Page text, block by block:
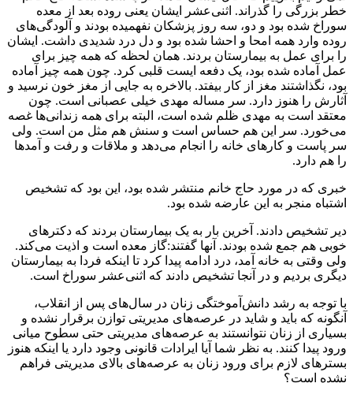
خطر بزرگی را گذراند. اثنی‌عشر ایشان یعنی روده بعد از معده
سوراخ شده بود و دو، سه روز پزشکان نفهمیده بودند و آلودگی‌های
روده وارد همه امحا و احشا شده بود و دل درد شدیدی داشت. ایشان
را برای عمل به بیمارستان بردند. همان لحظه که همه چیز برای
عمل آماده شده بود، یک دفعه ایست قلبی کرد. چون همه چیز آماده
بود، نگذاشتند مغز از کار بیفتد. بالاخره به جایی از مغز خون نرسید و
آثارش را هنوز دارد. سر مساله مهدی خیلی عصبانی است. چون
معتقد است به مهدی ظلم شده است، البته برای همه زندانی‌ها غصه
می‌خورد. سر این هم حساس است و سنش هم مثل من است. ولی
سر پاست و کارهای خانه را انجام می‌دهد و ملاقات و رفت و آمدها
را هم دارد.
خبری که در مورد حاج خانم منتشر شده بود، این بود که تشخیص
اشتباه منجر به این عارضه شده بود.
دیر تشخیص دادند. آخرین بار به یک بیمارستان بردند که دکترهای
خوبی هم جمع شده بودند. آنها گفتند:گاز معده است و اذیت می‌کند.
ولی وقتی به خانه آمد، درد ادامه پیدا کرد تا اینکه فردا به بیمارستان
دیگری بردیم و در آنجا تشخیص دادند که اثنی‌عشر سوراخ است.
با توجه به رشد دانش‌آموختگی زنان در سال‌های پس از انقلاب،
آنگونه که باید و شاید در عرصه‌های مدیریتی توازن برقرار نشده و
بسیاری از زنان نتوانستند به عرصه‌های مدیریتی حتی سطوح میانی
ورود پیدا کنند. به نظر شما آیا ایرادات قانونی وجود دارد یا اینکه هنوز
بسترهای لازم برای ورود زنان به عرصه‌های بالای مدیریتی فراهم
نشده است؟